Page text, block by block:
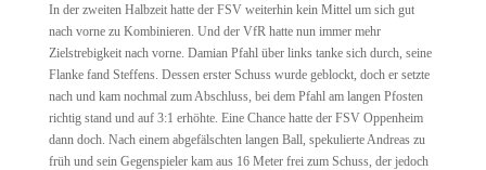
In der zweiten Halbzeit hatte der FSV weiterhin kein Mittel um sich gut
nach vorne zu Kombinieren. Und der VfR hatte nun immer mehr
Zielstrebigkeit nach vorne. Damian Pfahl über links tanke sich durch, seine
Flanke fand Steffens. Dessen erster Schuss wurde geblockt, doch er setzte
nach und kam nochmal zum Abschluss, bei dem Pfahl am langen Pfosten
richtig stand und auf 3:1 erhöhte. Eine Chance hatte der FSV Oppenheim
dann doch. Nach einem abgefälschten langen Ball, spekulierte Andreas zu
früh und sein Gegenspieler kam aus 16 Meter frei zum Schuss, der jedoch